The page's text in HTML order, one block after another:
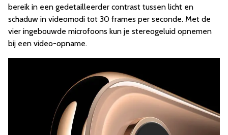
bereik in een gedetailleerder contrast tussen licht en
schaduw in videomodi tot 30 frames per seconde. Met de
vier ingebouwde microfoons kun je stereogeluid opnemen
bij een video-opname.